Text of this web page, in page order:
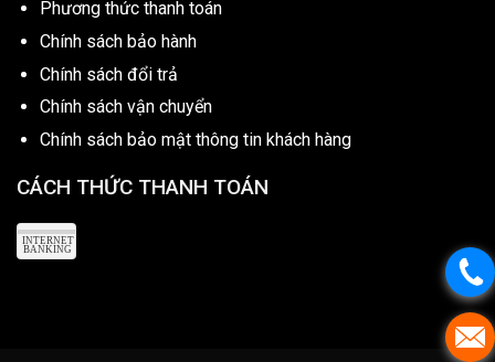
Phương thức thanh toán
Chính sách bảo hành
Chính sách đổi trả
Chính sách vận chuyển
Chính sách bảo mật thông tin khách hàng
CÁCH THỨC THANH TOÁN